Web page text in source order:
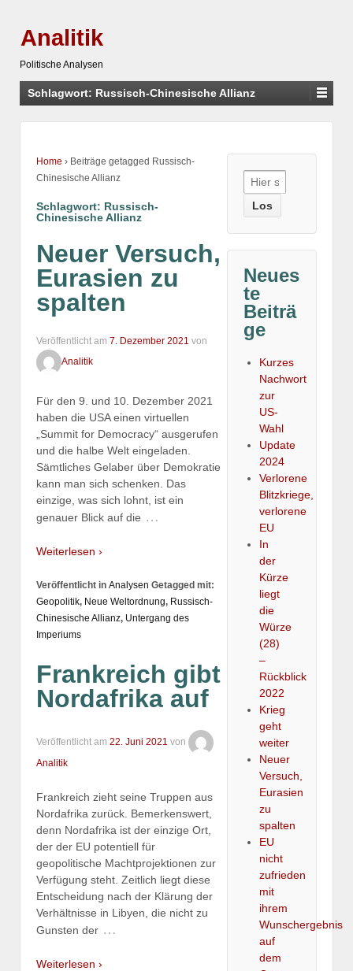
Analitik
Politische Analysen
Schlagwort: Russisch-Chinesische Allianz
Home › Beiträge getagged Russisch-
Chinesische Allianz
Schlagwort: Russisch-
Chinesische Allianz
Neuer Versuch,
Eurasien zu
spalten
Veröffentlicht am 7. Dezember 2021 von
Analitik
Für den 9. und 10. Dezember 2021
haben die USA einen virtuellen
„Summit for Democracy“ ausgerufen
und die halbe Welt eingeladen.
Sämtliches Gelaber über Demokratie
kann man sich schenken. Das
einzige, was sich lohnt, ist ein
genauer Blick auf die …
Weiterlesen ›
Veröffentlicht in Analysen Getagged mit:
Geopolitik, Neue Weltordnung, Russisch-
Chinesische Allianz, Untergang des
Imperiums
Frankreich gibt
Nordafrika auf
Veröffentlicht am 22. Juni 2021 von
Analitik
Frankreich zieht seine Truppen aus
Nordafrika zurück. Bemerkenswert,
denn Nordafrika ist der einzige Ort,
der der EU potentiell für
geopolitische Machtprojektionen zur
Verfügung steht. Zeitlich liegt diese
Entscheidung nach der Klärung der
Verhältnisse in Libyen, die nicht zu
Gunsten der …
Weiterlesen ›
Suche
nach:
Neues
te
Beiträ
ge
Kurzes
Nachwort
zur
US-
Wahl
Update
2024
Verlorene
Blitzkriege,
verlorene
EU
In
der
Kürze
liegt
die
Würze
(28)
–
Rückblick
2022
Krieg
geht
weiter
Neuer
Versuch,
Eurasien
zu
spalten
EU
nicht
zufrieden
mit
ihrem
Wunschergebnis
auf
dem